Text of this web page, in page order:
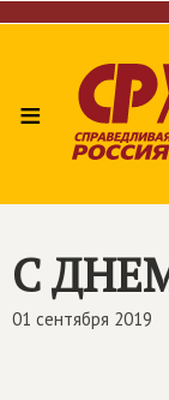
≡
С
01 сентября 2019